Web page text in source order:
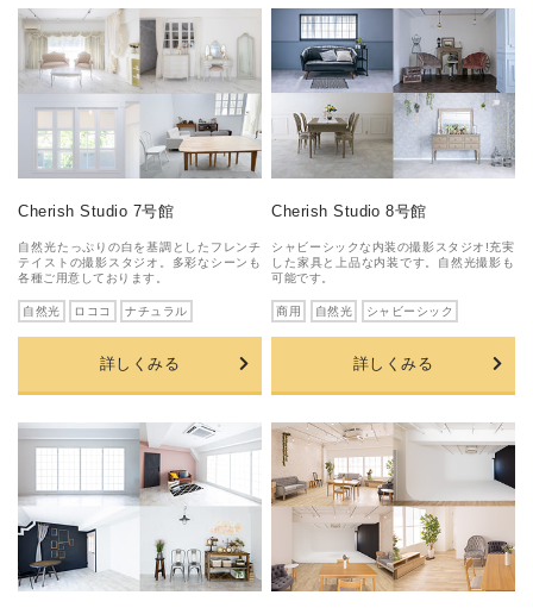
Cherish Studio 7号館
自然光たっぷりの白を基調としたフレンチ
テイストの撮影スタジオ。多彩なシーンも
各種ご用意しております。
自然光 ロココ ナチュラル
詳しくみる
Cherish Studio 8号館
シャビーシックな内装の撮影スタジオ!充実
した家具と上品な内装です。自然光撮影も
可能です。
商用 自然光 シャビーシック
詳しくみる